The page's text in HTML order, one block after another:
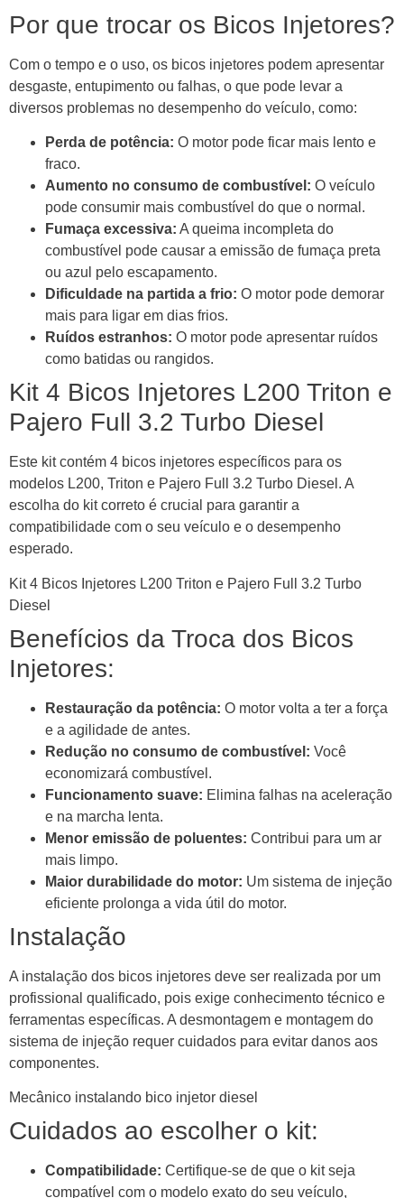
Por que trocar os Bicos Injetores?
Com o tempo e o uso, os bicos injetores podem apresentar
desgaste, entupimento ou falhas, o que pode levar a
diversos problemas no desempenho do veículo, como:
Perda de potência: O motor pode ficar mais lento e
fraco.
Aumento no consumo de combustível: O veículo
pode consumir mais combustível do que o normal.
Fumaça excessiva: A queima incompleta do
combustível pode causar a emissão de fumaça preta
ou azul pelo escapamento.
Dificuldade na partida a frio: O motor pode demorar
mais para ligar em dias frios.
Ruídos estranhos: O motor pode apresentar ruídos
como batidas ou rangidos.
Kit 4 Bicos Injetores L200 Triton e
Pajero Full 3.2 Turbo Diesel
Este kit contém 4 bicos injetores específicos para os
modelos L200, Triton e Pajero Full 3.2 Turbo Diesel. A
escolha do kit correto é crucial para garantir a
compatibilidade com o seu veículo e o desempenho
esperado.
Kit 4 Bicos Injetores L200 Triton e Pajero Full 3.2 Turbo
Diesel
Benefícios da Troca dos Bicos
Injetores:
Restauração da potência: O motor volta a ter a força
e a agilidade de antes.
Redução no consumo de combustível: Você
economizará combustível.
Funcionamento suave: Elimina falhas na aceleração
e na marcha lenta.
Menor emissão de poluentes: Contribui para um ar
mais limpo.
Maior durabilidade do motor: Um sistema de injeção
eficiente prolonga a vida útil do motor.
Instalação
A instalação dos bicos injetores deve ser realizada por um
profissional qualificado, pois exige conhecimento técnico e
ferramentas específicas. A desmontagem e montagem do
sistema de injeção requer cuidados para evitar danos aos
componentes.
Mecânico instalando bico injetor diesel
Cuidados ao escolher o kit:
Compatibilidade: Certifique-se de que o kit seja
compatível com o modelo exato do seu veículo,